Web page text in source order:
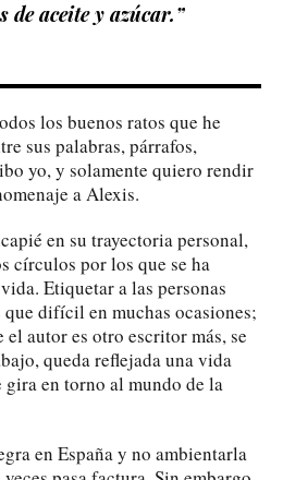
de aceite y azúcar.”
los buenos ratos que he
sus palabras, párrafos,
yo, y solamente quiero rendir
a Alexis.
en su trayectoria personal,
círculos por los que se ha
Etiquetar a las personas
que difícil en muchas ocasiones;
el autor es otro escritor más, se
queda reflejada una vida
en torno al mundo de la
en España y no ambientarla